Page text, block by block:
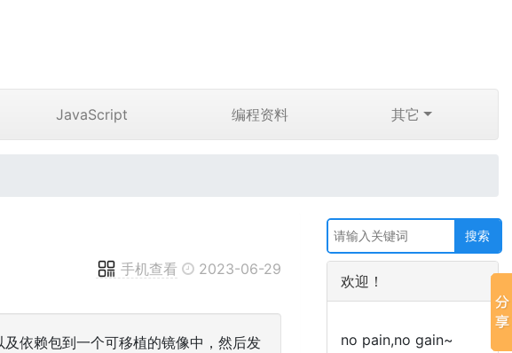
JavaScript 编程资料 其它
手机查看 2023-06-29
依赖包到一个可移植的镜像中，然后发
欢迎！
no pain,no gain~